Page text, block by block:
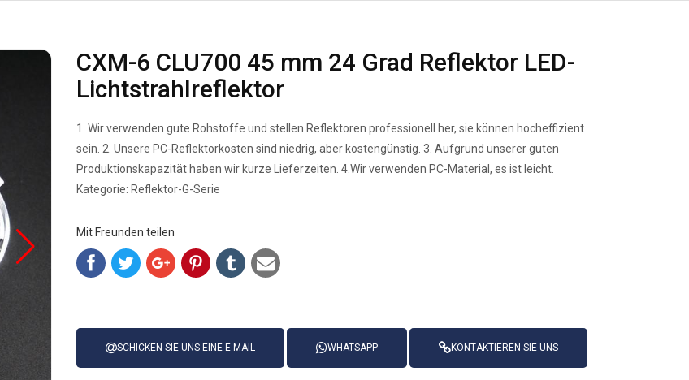
CXM-6 CLU700 45 mm 24 Grad Reflektor LED-
Lichtstrahlreflektor
1. Wir verwenden gute Rohstoffe und stellen Reflektoren professionell her, sie können hocheffizient
sein. 2. Unsere PC-Reflektorkosten sind niedrig, aber kostengünstig. 3. Aufgrund unserer guten
Produktionskapazität haben wir kurze Lieferzeiten. 4.Wir verwenden PC-Material, es ist leicht.
Kategorie: Reflektor-G-Serie
Mit Freunden teilen
SCHICKEN SIE UNS EINE E-MAIL WHATSAPP KONTAKTIEREN SIE UNS